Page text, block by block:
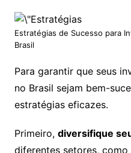
Estratégias de Sucesso para
Brasil
Para garantir que seus
no Brasil sejam bem-
estratégias eficazes.
Primeiro, diversifique
diferentes setores,